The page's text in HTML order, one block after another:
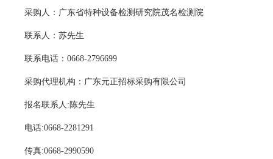
采购人：广东省特种设备检测研究院茂名检测院
联系人：苏先生
联系电话：0668-2796699
采购代理机构：广东元正招标采购有限公司
报名联系人:陈先生
电话:0668-2281291
传真:0668-2990590